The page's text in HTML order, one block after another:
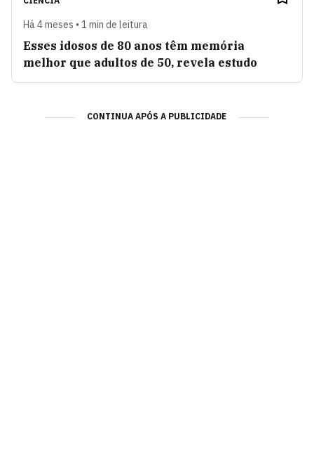
Há 4 meses • 1 min de leitura
Esses idosos de 80 anos têm memória
melhor que adultos de 50, revela estudo
CONTINUA APÓS A PUBLICIDADE